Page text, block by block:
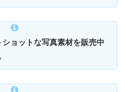
ョットな写真素材を販売中